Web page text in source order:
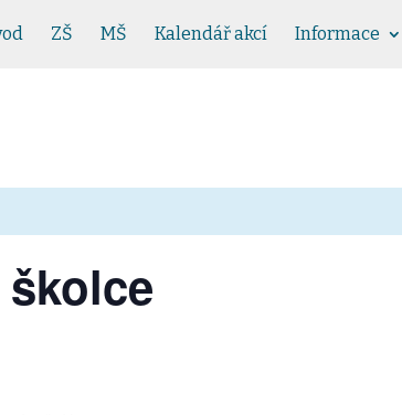
ZŠ MŠ Kalendář akcí Informace
školce